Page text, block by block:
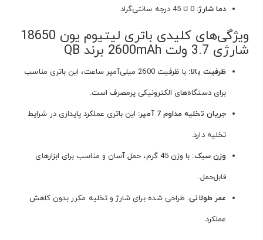
دما شارژ:
ویژگی‌های کلیدی باتری لیتیوم یون 18650
شارژی 3.7 ولت 2600mAh برند QB
ظرفیت بالا:
با ظرفیت 2600 میلی‌آمپر ساعت، این باتری مناسب
برای دستگاه‌های الکترونیکی پرمصرف است.
جریان تخلیه مداوم 7 آمپر:
این باتری عملکرد پایداری در شرایط
تخلیه دارد.
وزن سبک:
با وزن 45 گرم، حمل آسان و مناسب برای ابزارهای
قابل‌حمل.
عمر طولانی: طراحی شده برای شارژ و تخلیه مکرر بدون کاهش
عملکرد.